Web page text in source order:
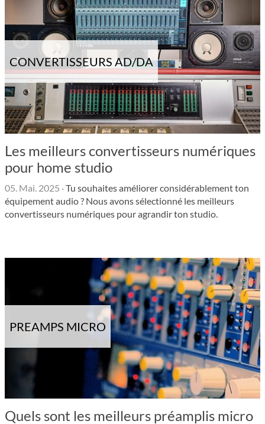
CONVERTISSEURS AD/DA
Les meilleurs convertisseurs numériques
pour home studio
05. Mai. 2025 ·Tu souhaites améliorer considérablement ton
équipement audio ? Nous avons sélectionné les meilleurs
convertisseurs numériques pour agrandir ton studio.
PREAMPS MICRO
Quels sont les meilleurs préamplis micro